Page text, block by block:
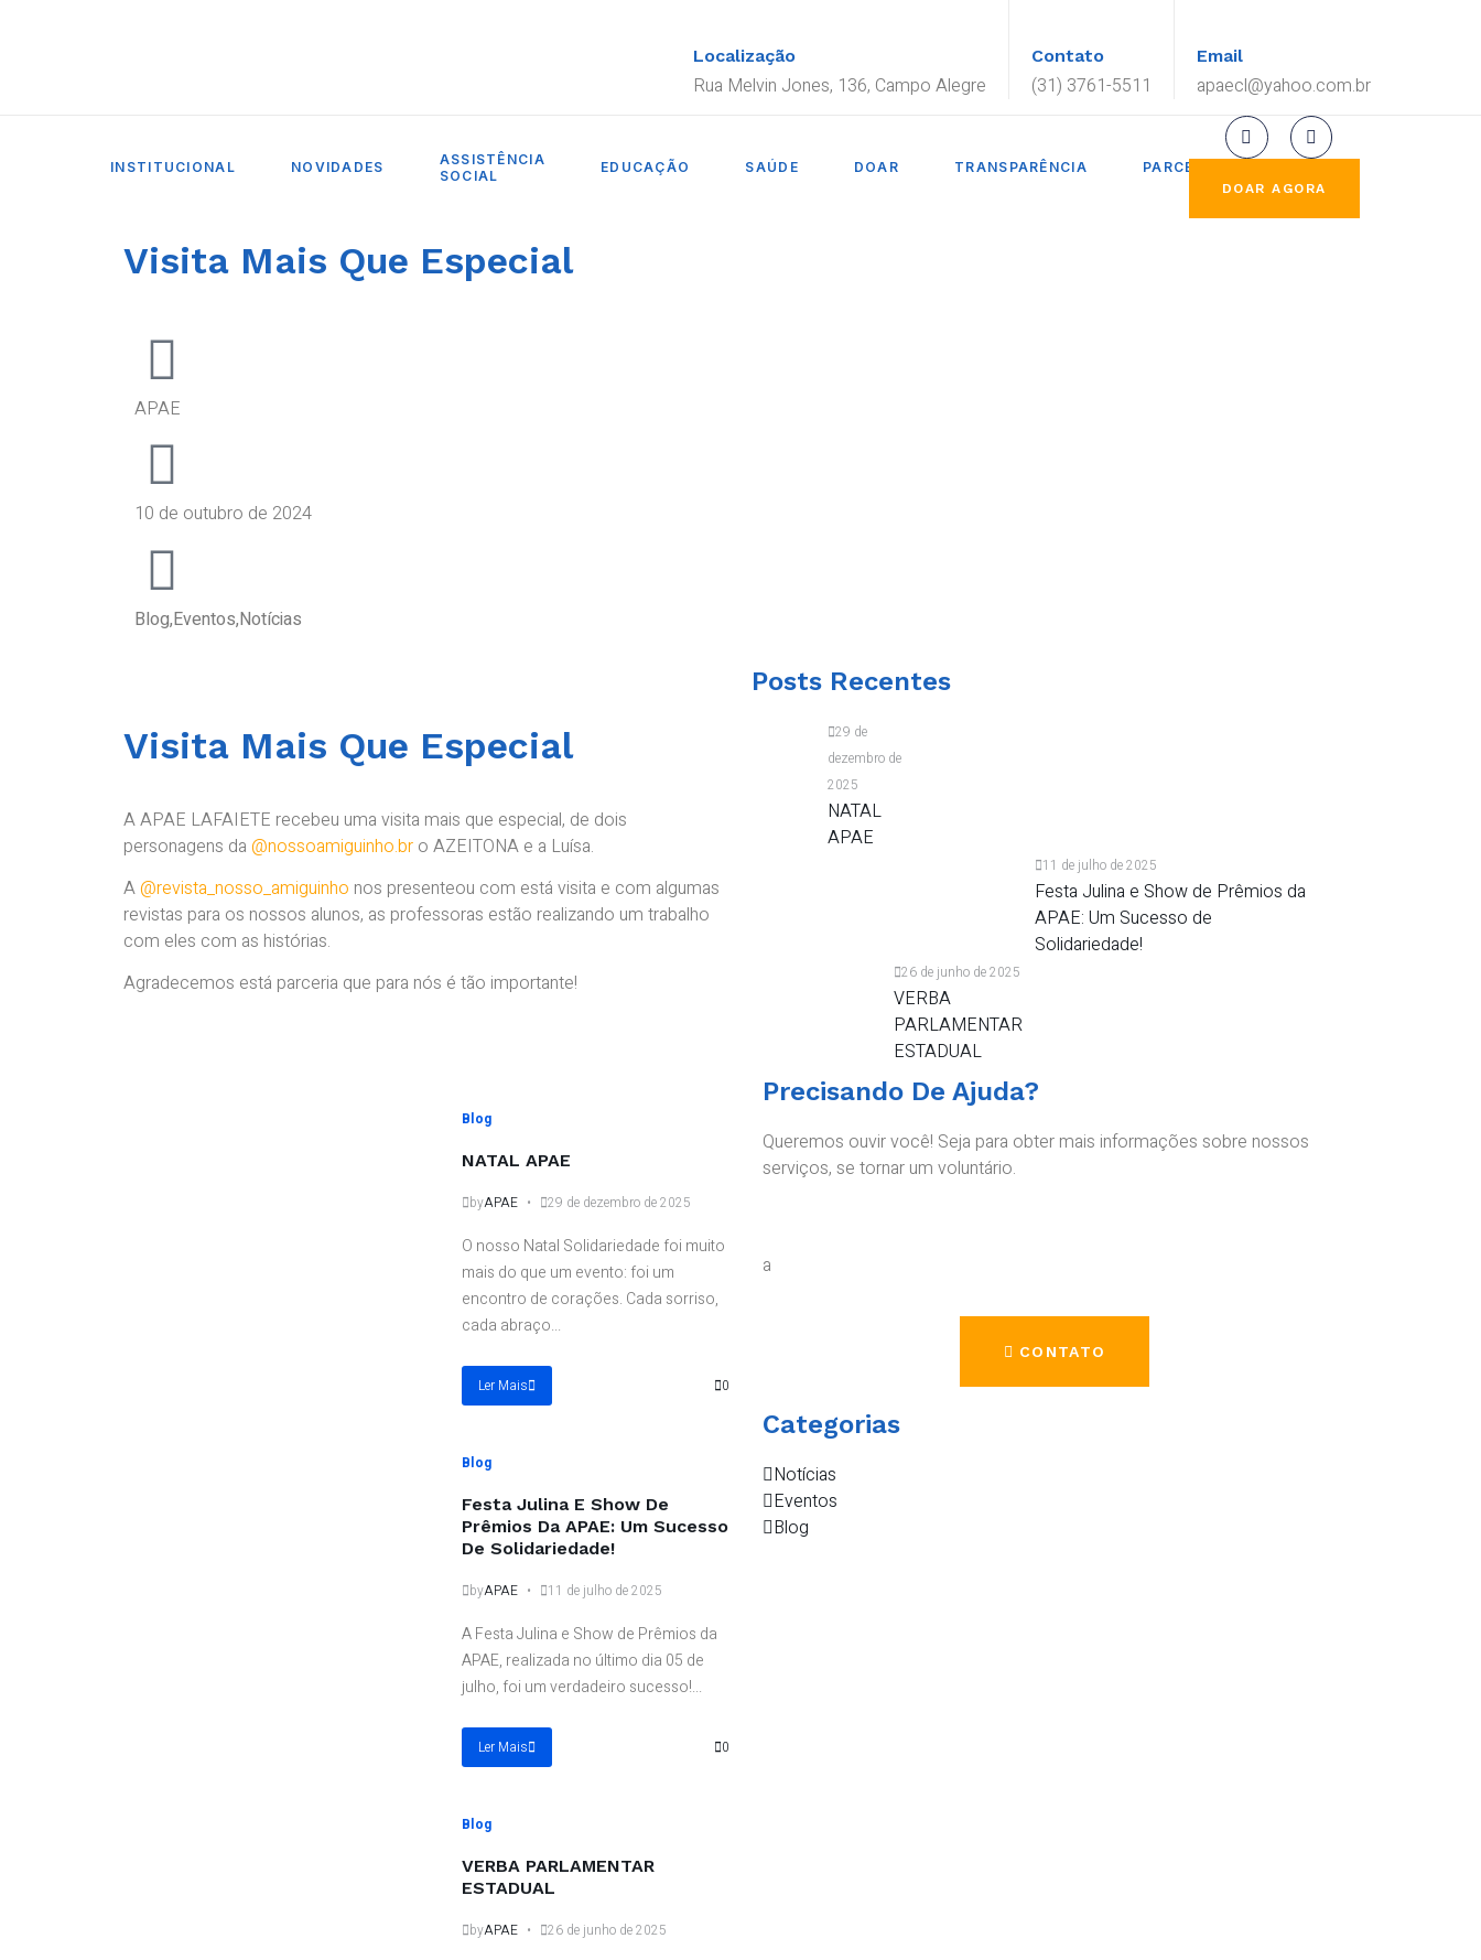
Localização
Rua Melvin Jones, 136, Campo Alegre
Contato
(31) 3761-5511
Email
apaecl@yahoo.com.br
INSTITUCIONAL NOVIDADES
ASSISTÊNCIA
SOCIAL
EDUCAÇÃO SAÚDE DOAR TRANSPARÊNCIA PARCEIROS
DOAR AGORA
Visita Mais Que Especial
APAE
10 de outubro de 2024
Blog,Eventos,Notícias
Visita Mais Que Especial
A APAE LAFAIETE recebeu uma visita mais que especial, de dois
personagens da @nossoamiguinho.br o AZEITONA e a Luísa.
A@revista_nosso_amiguinho nos presenteou com está visita e com algumas
revistas para os nossos alunos, as professoras estão realizando um trabalho
com eles com as histórias.
Agradecemos está parceria que para nós é tão importante!
Blog
NATAL APAE
byAPAE 29 de dezembro de 2025
O nosso Natal Solidariedade foi muito
mais do que um evento: foi um
encontro de corações. Cada sorriso,
cada abraço...
Ler Mais 0
Blog
Festa Julina E Show De
Prêmios Da APAE: Um Sucesso
De Solidariedade!
byAPAE 11 de julho de 2025
A Festa Julina e Show de Prêmios da
APAE, realizada no último dia 05 de
julho, foi um verdadeiro sucesso!...
Ler Mais 0
Blog
VERBA PARLAMENTAR
ESTADUAL
byAPAE 26 de junho de 2025
Posts Recentes
29 de
dezembro de
2025
NATAL
APAE
11 de julho de 2025
Festa Julina e Show de Prêmios da
APAE: Um Sucesso de
Solidariedade!
26 de junho de 2025
VERBA
PARLAMENTAR
ESTADUAL
Precisando De Ajuda?
Queremos ouvir você! Seja para obter mais informações sobre nossos
serviços, se tornar um voluntário.
a
CONTATO
Categorias
Notícias
Eventos
Blog